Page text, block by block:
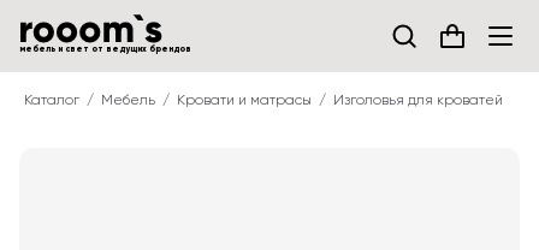
мебель и свет от ведущих брендов
Каталог Мебель Кровати и матрасы Изголовья для кроватей